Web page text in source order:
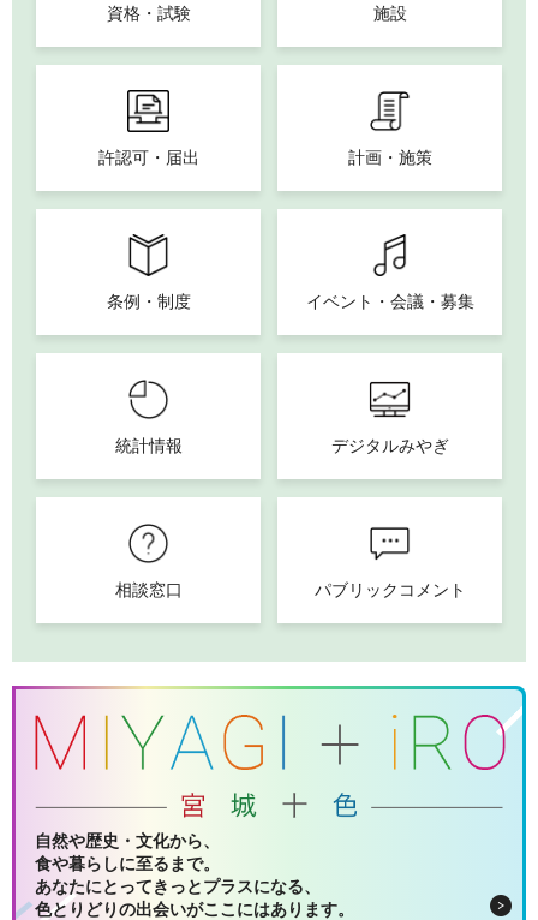
資格・試験 施設
許認可・届出 計画・施策
条例・制度 イベント・会議・募集
統計情報 デジタルみやぎ
相談窓口 パブリックコメント
自然や歴史・文化から、
食や暮らしに至るまで。
あなたにとってきっとプラスになる、
色とりどりの出会いがここにはあります。